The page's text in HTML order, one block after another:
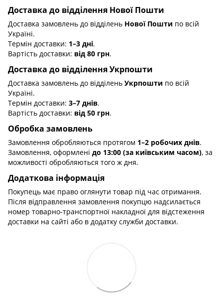
Доставка до відділення Нової Пошти
Доставка замовлень до відділень Нової Пошти по всій
Україні.
Термін доставки: 1–3 дні.
Вартість доставки: від 80 грн.
Доставка до відділення Укрпошти
Доставка замовлень до відділень Укрпошти по всій
Україні.
Термін доставки: 3–7 днів.
Вартість доставки: від 50 грн.
Обробка замовлень
Замовлення обробляються протягом 1–2 робочих днів.
Замовлення, оформлені до 13:00 (за київським часом), за
можливості обробляються того ж дня.
Додаткова інформація
Покупець має право оглянути товар під час отримання.
Після відправлення замовлення покупцю надсилається
номер товарно-транспортної накладної для відстеження
доставки на сайті або в додатку служби доставки.